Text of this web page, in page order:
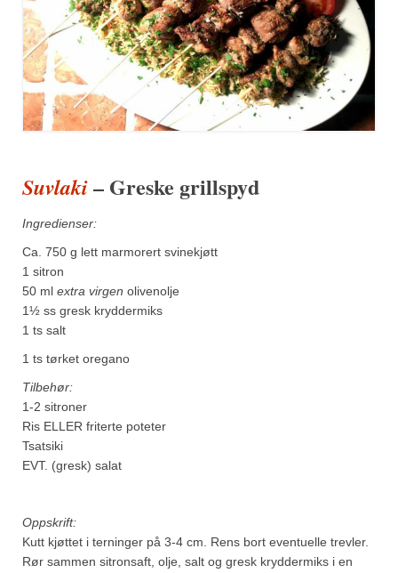
Suvlaki– Greske grillspyd
Ingredienser:
Ca. 750 g lett marmorert svinekjøtt
1 sitron
50 ml extra virgen olivenolje
1½ ss gresk kryddermiks
1 ts salt
1 ts tørket oregano
Tilbehør:
1-2 sitroner
Ris ELLER friterte poteter
Tsatsiki
EVT. (gresk) salat
Oppskrift:
Kutt kjøttet i terninger på 3-4 cm. Rens bort eventuelle trevler.
Rør sammen sitronsaft, olje, salt og gresk kryddermiks i en